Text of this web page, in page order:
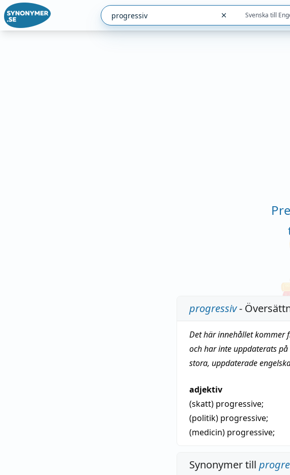
Svenska till
progressiv-
Det här innehållet kommer
och har inte uppdaterats
stora, uppdaterade
adjektiv
(skatt) progressive;
(politik) progressive;
(medicin) progressive;
Synonymer till